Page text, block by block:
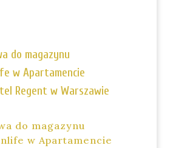
do magazynu
w Apartamencie